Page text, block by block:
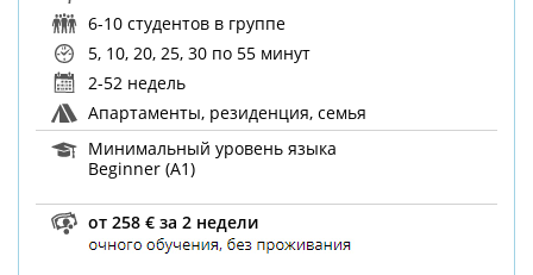
6-10 студентов в группе
5, 10, 20, 25, 30 по 55 минут
2-52 недель
Апартаменты, резиденция, семья
Минимальный уровень языка
Beginner (A1)
от 258 € за 2 недели